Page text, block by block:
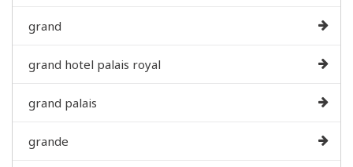
grand
grand hotel palais royal
grand palais
grande